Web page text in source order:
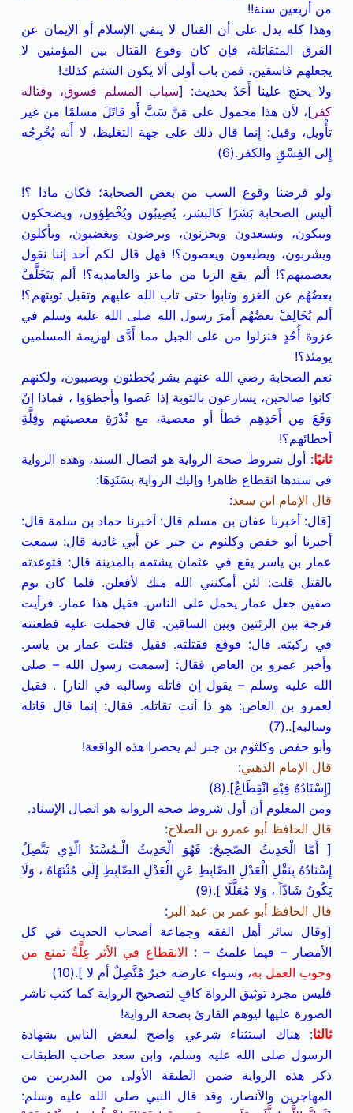
من أربعين سنة!!
وهذا كله يدل على أن القتال لا ينفي الإسلام أو الإيمان عن
الفرق المتقاتلة، فإن كان وقوع القتال بين المؤمنين لا
يجعلهم فاسقين، فمن باب أولى ألا يكون الشتم كذلك!
ولا يحتج علينا أَحَدٌ بحديث: [سباب المسلم فسوق، وقتاله
كفر ]، لأن هذا محمول على مَنَّ سَبَّ أَو قاتَلَ مسلمًا من غير
تأْويل، وقيل: إِنما قال ذلك على جهة التغليظ، لا أَنه يُخْرِجُه
إِلى الفِسْقِ والكفر.(6)
ولو فرضنا وقوع السب من بعض الصحابة؛ فكان ماذا ؟!
أليس الصحابة بَشَرًا كالبشر، يُصِيبُون ويُخْطِؤون، ويضحكون
ويبكون، ويَسعدون ويحزنون، ويرضون ويغضبون، ويأكلون
ويشربون، ويطيعون ويعصون؟! فهل قال لكم أحد إننا نقول
بعصمتهم؟! ألم يقع الزنا من ماعز والغامدية؟! ألم يَتَخَلَّفْ
بعضُهُم عن الغزو وتابوا حتى تاب الله عليهم وتقبل توبتهم؟!
ألم يُخَالِفْ بعضُهُم أمرَ رسول الله صلى الله عليه وسلم في
غزوة أُحُدٍ فنزلوا من على الجبل مما أَدَّى لهزيمة المسلمين
يومئذ؟!
نعم الصحابة رضي الله عنهم بشر يُخطئون ويصيبون، ولكنهم
كانوا صالحين، يسارعون بالتوبة إذا عَصوا وأخطؤوا ، فماذا إنْ
وَقَعَ مِن أَحَدِهِم خطأ أو معصية، مع نُدْرَةِ معصيتهم وقِلَّةِ
أخطائهم؟!
ثانيًا: أول شروط صحة الرواية هو اتصال السند، وهذه الرواية
في سندها انقطاع ظاهر! وإليك الرواية بسَنَدِهَا:
قال الإمام ابن سعد:
[قال: أخبرنا عفان بن مسلم قال: أخبرنا حماد بن سلمة قال:
أخبرنا أبو حفص وكلثوم بن جبر عن أبي غادية قال: سمعت
عمار بن ياسر يقع في عثمان يشتمه بالمدينة قال: فتوعدته
بالقتل قلت: لئن أمكنني الله منك لأفعلن. فلما كان يوم
صفين جعل عمار يحمل على الناس. فقيل هذا عمار. فرأيت
فرجة بين الرئتين وبين الساقين. قال فحملت عليه فطعنته
في ركبته. قال: فوقع فقتلته. فقيل قتلت عمار بن ياسر.
وأخبر عمرو بن العاص فقال: [سمعت رسول الله – صلى
الله عليه وسلم – يقول إن قاتله وسالبه في النار] . فقيل
لعمرو بن العاص: هو ذا أنت تقاتله. فقال: إنما قال قاتله
وسالبه]..(7)
وأبو حفص وكلثوم بن جبر لم يحضرا هذه الواقعة!
قال الإمام الذهبي:
[إِسْنَادُهُ فِيْهِ انْقِطَاعٌ].(8)
ومن المعلوم أن أول شروط صحة الرواية هو اتصال الإسناد.
قال الحافظ أبو عمرو بن الصلاح:
[ أَمَّا الْحَدِيثُ الصّحِيحُ: فَهُوَ الْحَدِيثُ الْـمُسْنَدُ الّذِي يَتَّصِلُ
إِسْنَادُهُ بِنَقْلِ الْعَدْلِ الضّابِطِ عَنِ الْعَدْلِ الضّابِطِ إِلَى مُنْتَهَاهُ ، وَلَا
يَكُونُ شَاذّاً ، وَلا مُعَلَّلًا ].(9)
قال الحافظ أبو عمر بن عبد البر :
[وقال سائر أهل الفقه وجماعة أصحاب الحديث في كل
الأمصار – فيما علمتُ – : الانقطاع في الأثر عِلَّةٌ تمنع من
وجوب العمل به، وسواء عارضه خبرٌ مُتَّصِلٌ أم لا ].(10)
فليس مجرد توثيق الرواة كافٍ لتصحيح الرواية كما كتب ناشر
الصورة عليها ليوهم القارئ بصحة الرواية!
ثالثا: هناك استثناء شرعي واضح لبعض الناس بشهادة
الرسول صلى الله عليه وسلم، وابن سعد صاحب الطبقات
ذكر هذه الرواية ضمن الطبقة الأولى من البدريين من
المهاجرين والأنصار، وقد قال النبي صلى الله عليه وسلم: